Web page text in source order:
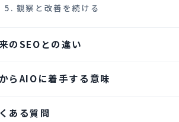
5. 観察と改善を続ける
のSEOとの違い
らAIOに着手する意味
ある質問